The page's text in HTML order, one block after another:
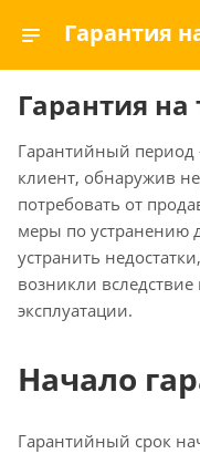
Гарантия на
Гарантийный период
клиент, обнаружив
потребовать от
меры по устранению
устранить
возникли
эксплуатации.
Начало
Гарантийный срок